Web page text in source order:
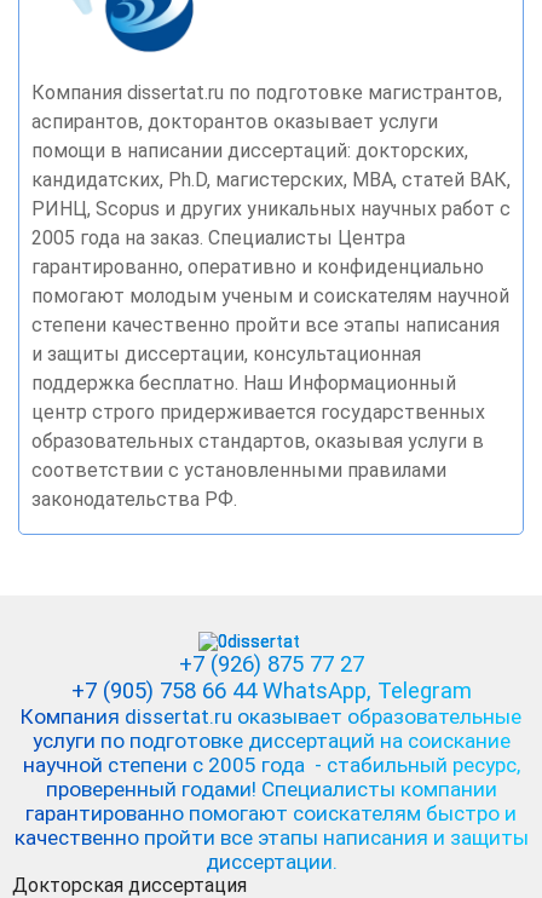
Компания dissertat.ru по подготовке магистрантов,
аспирантов, докторантов оказывает услуги
помощи в написании диссертаций: докторских,
кандидатских, Ph.D, магистерских, MBA, статей ВАК,
РИНЦ, Scopus и других уникальных научных работ с
2005 года на заказ. Специалисты Центра
гарантированно, оперативно и конфиденциально
помогают молодым ученым и соискателям научной
степени качественно пройти все этапы написания
и защиты диссертации, консультационная
поддержка бесплатно. Наш Информационный
центр строго придерживается государственных
образовательных стандартов, оказывая услуги в
соответствии с установленными правилами
законодательства РФ.
+7 (926) 875 77 27
+7 (905) 758 66 44 WhatsApp, Telegram
Компания dissertat.ru оказывает образовательные
услуги по подготовке диссертаций на соискание
научной степени с 2005 года - стабильный ресурс,
проверенный годами! Специалисты компании
гарантированно помогают соискателям быстро и
качественно пройти все этапы написания и защиты
диссертации.
Докторская диссертация